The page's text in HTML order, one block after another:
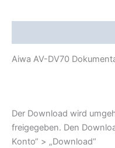
Aiwa AV-DV70
Der Download wird
freigegeben. Den
Konto“ > „Download“